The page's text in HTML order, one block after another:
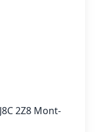
2Z8 Mont-